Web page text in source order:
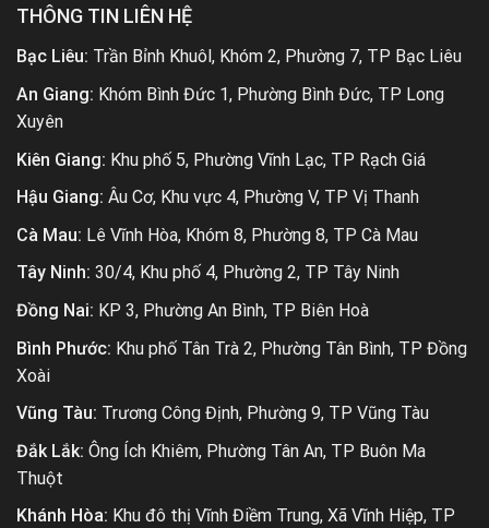
THÔNG TIN LIÊN HỆ
Bạc Liêu: Trần Bỉnh Khuôl, Khóm 2, Phường 7, TP Bạc Liêu
An Giang: Khóm Bình Đức 1, Phường Bình Đức, TP Long
Xuyên
Kiên Giang: Khu phố 5, Phường Vĩnh Lạc, TP Rạch Giá
Hậu Giang: Âu Cơ, Khu vực 4, Phường V, TP Vị Thanh
Cà Mau: Lê Vĩnh Hòa, Khóm 8, Phường 8, TP Cà Mau
Tây Ninh: 30/4, Khu phố 4, Phường 2, TP Tây Ninh
Đồng Nai: KP 3, Phường An Bình, TP Biên Hoà
Bình Phước: Khu phố Tân Trà 2, Phường Tân Bình, TP Đồng
Xoài
Vũng Tàu: Trương Công Định, Phường 9, TP Vũng Tàu
Đắk Lắk: Ông Ích Khiêm, Phường Tân An, TP Buôn Ma
Thuột
Khánh Hòa: Khu đô thị Vĩnh Điềm Trung, Xã Vĩnh Hiệp, TP